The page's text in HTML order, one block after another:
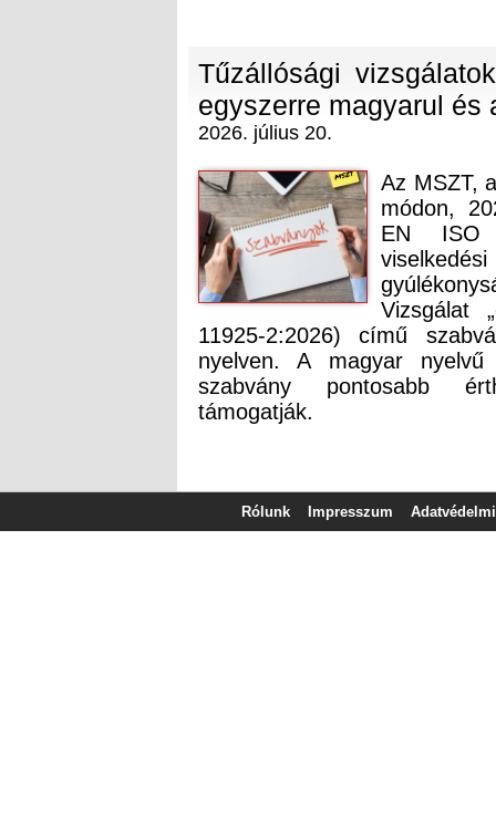
Tűzállósági
egyszerre magyarul és
2026. július 20.
Az MSZT,
módon,
EN ISO
Vizsgálat
11925-2:2026) című
nyelven. A magyar
szabvány pontosabb
támogatják.
Rólunk Impresszum